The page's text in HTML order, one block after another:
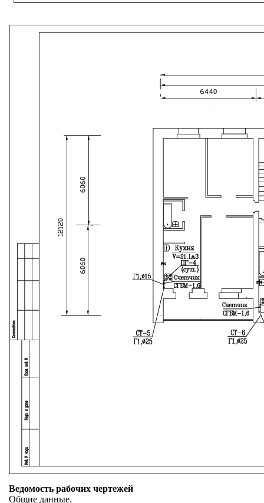
Ведомость рабочих чертежей
Общие данные.